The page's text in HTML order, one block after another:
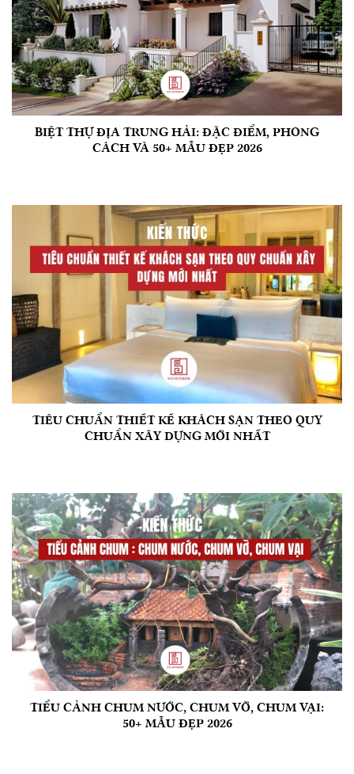
BIỆT THỰ ĐỊA TRUNG HẢI: ĐẶC ĐIỂM, PHONG
CÁCH VÀ 50+ MẪU ĐẸP 2026
TIÊU CHUẨN THIẾT KẾ KHÁCH SẠN THEO QUY
CHUẨN XÂY DỰNG MỚI NHẤT
TIỂU CẢNH CHUM NƯỚC, CHUM VỠ, CHUM VẠI:
50+ MẪU ĐẸP 2026